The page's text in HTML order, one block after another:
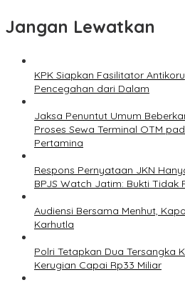
Jangan Lewatkan
KPK Siapkan Fasilitator
Pencegahan dari Dalam
Jaksa Penuntut Umum
Proses Sewa Terminal OTM
Pertamina
Respons Pernyataan JKN
BPJS Watch Jatim: Bukti Tidak
Audiensi Bersama Menhut,
Karhutla
Polri Tetapkan Dua Tersangka
Kerugian Capai Rp33 Miliar